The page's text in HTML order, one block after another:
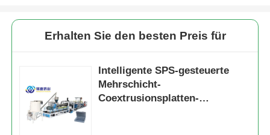
Erhalten Sie den besten Preis für
Intelligente SPS-gesteuerte
Mehrschicht-
Coextrusionsplatten-